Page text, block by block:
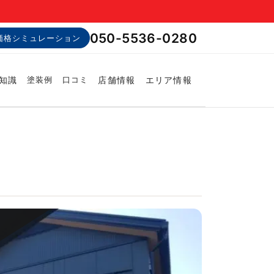
格シミュレーション 050-5536-0280
識 塗装例 口コミ 店舗情報 エリア情報